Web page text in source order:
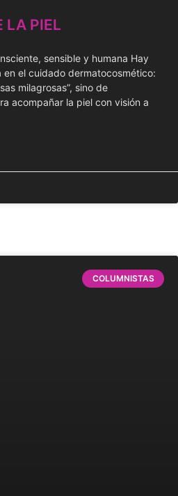
LA PIEL
sensible y humana Hay
el cuidado dermatocosmético:
milagrosas”, sino de
acompañar la piel con visión a
COLUMNISTAS